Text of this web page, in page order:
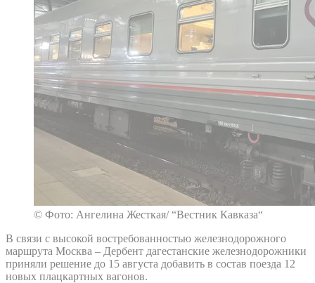
© Фото: Ангелина Жесткая/ “Вестник Кавказа“
В связи с высокой востребованностью железнодорожного
маршрута Москва – Дербент дагестанские железнодорожники
приняли решение до 15 августа добавить в состав поезда 12
новых плацкартных вагонов.